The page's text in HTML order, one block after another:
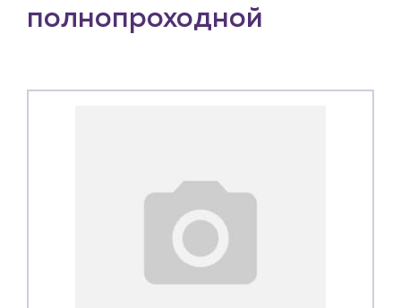
полнопроходной